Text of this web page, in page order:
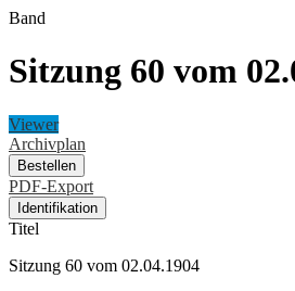
Band
Sitzung 60 vom
Viewer
Archivplan
Bestellen
PDF-Export
Identifikation
Titel
Sitzung 60 vom 02.04.1904